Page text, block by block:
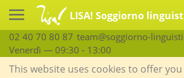
LISA! Soggiorno
02 40 70 80 87 team@soggiorno-
Venerdì — 09:30 - 13:00
This website uses cookies to offer